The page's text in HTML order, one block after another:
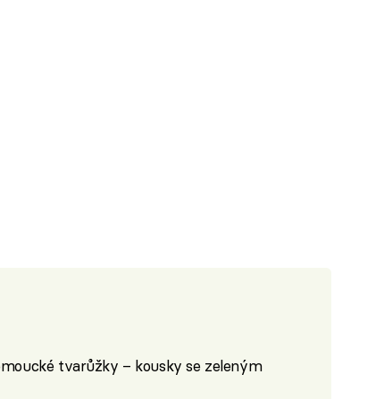
tvarůžky – kousky se zeleným